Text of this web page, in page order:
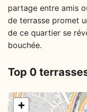
partage entre amis
de terrasse promet
de ce quartier se
bouchée.
Top 0
+